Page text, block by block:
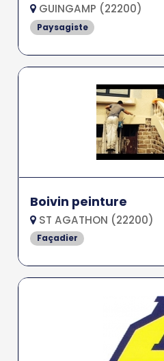
GUINGAMP (22200)
Paysagiste
Boivin peinture
ST AGATHON (22200)
Façadier